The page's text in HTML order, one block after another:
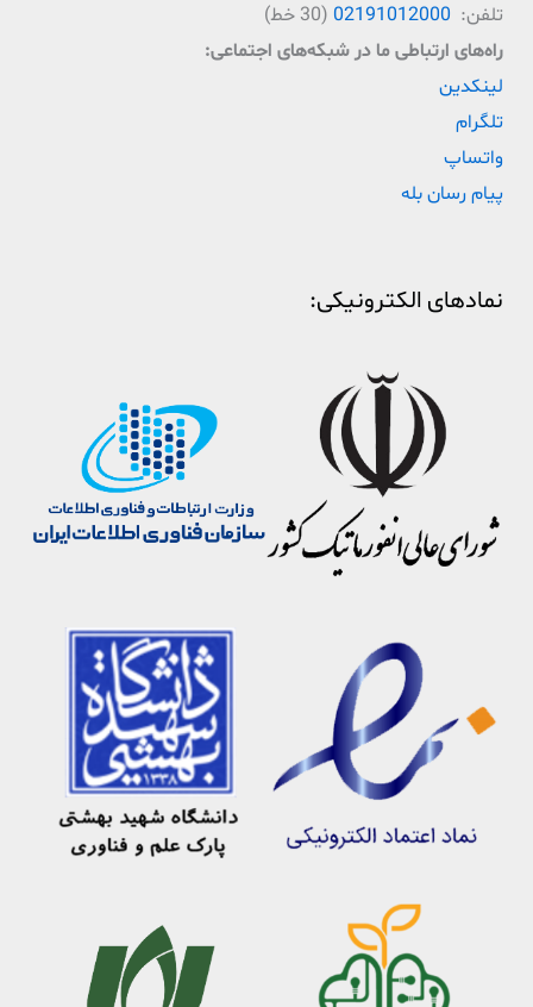
تلفن: 02191012000 (30 خط)
راه‌‌های ارتباطی ما در شبکه‌های اجتماعی:
لینکدین
تلگرام
واتساپ
پیام رسان بله
نمادهای الکترونیکی: